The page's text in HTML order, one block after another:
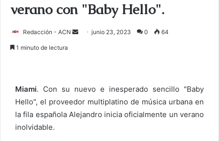
verano con "Baby Hello".
Redacción - ACN
r
u
n
junio 23, 2023 0 64
1 minuto de lectura
Miami. Con su nuevo e inesperado sencillo "Baby
Hello", el proveedor multiplatino de música urbana en
la fila española Alejandro inicia oficialmente un verano
inolvidable.